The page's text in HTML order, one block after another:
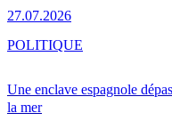
27.07.2026
Une enclave espagnole
la mer
POLITIQUE